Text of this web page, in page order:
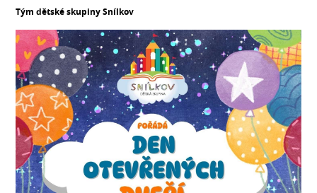
Tým dětské skupiny Snílkov